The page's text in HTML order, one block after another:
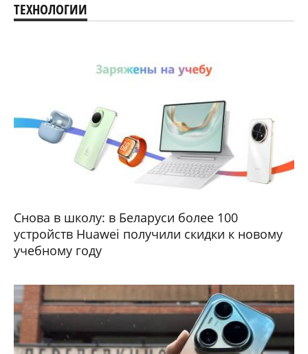
ТЕХНОЛОГИИ
Снова в школу: в Беларуси более 100
устройств Huawei получили скидки к новому
учебному году